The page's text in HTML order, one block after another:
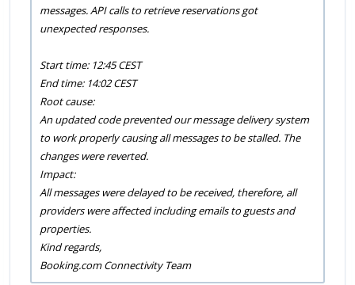
messages. API calls to retrieve reservations got
unexpected responses.
Start time: 12:45 CEST
End time: 14:02 CEST
Root cause:
An updated code prevented our message delivery system
to work properly causing all messages to be stalled. The
changes were reverted.
Impact:
All messages were delayed to be received, therefore, all
providers were affected including emails to guests and
properties.
Kind regards,
Booking.com Connectivity Team